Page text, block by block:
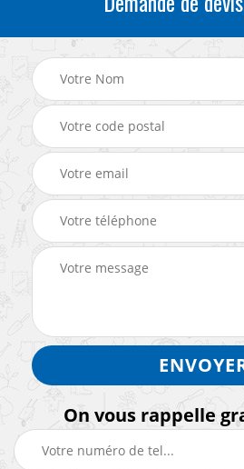
On vous rappelle